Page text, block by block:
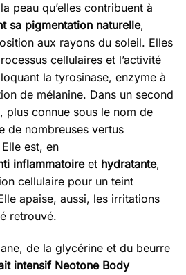
peau qu’elles contribuent à
sa pigmentation naturelle,
aux rayons du soleil. Elles
cellulaires et l’activité
la tyrosinase, enzyme à
de mélanine. Dans un second
plus connue sous le nom de
de nombreuses vertus
est, en
inflammatoireet hydratante,
cellulaire pour un teint
apaise, aussi, les irritations
retrouvé.
de la glycérine et du beurre
intensif Neotone Body